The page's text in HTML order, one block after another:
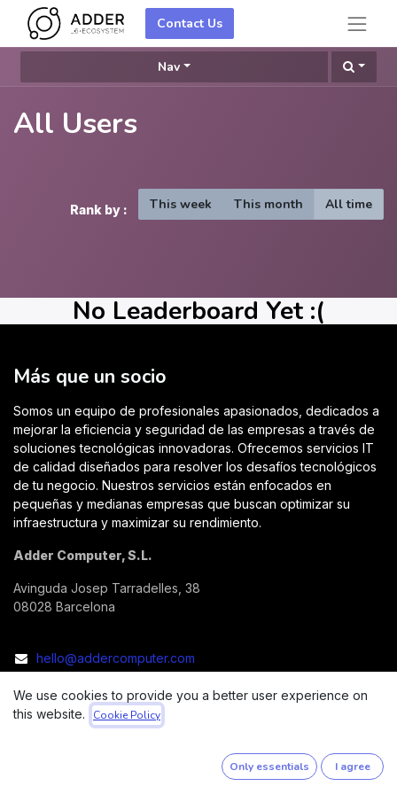
Contact Us
Nav
All Users
Rank by : This week This month All time
No Leaderboard Yet :(
Más que un socio
Somos un equipo de profesionales apasionados, dedicados a
mejorar la eficiencia y seguridad de las empresas a través de
soluciones tecnológicas innovadoras. Ofrecemos servicios IT
de calidad diseñados para resolver los desafíos tecnológicos
de tu negocio. Nuestros servicios están enfocados en
pequeñas y medianas empresas que buscan optimizar su
infraestructura y maximizar su rendimiento.
Adder Computer, S.L.
Avinguda Josep Tarradelles, 38
08028 Barcelona
hello@addercomputer.com
Copyright © Adder Computer, S.L. English (US)
We use cookies to provide you a better user experience on
this website.
Cookie Policy
Only essentials I agree